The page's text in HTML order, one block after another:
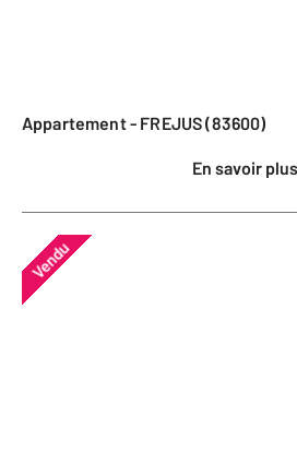
Appartement - FREJUS (83600)
En savoir plus
Vendu